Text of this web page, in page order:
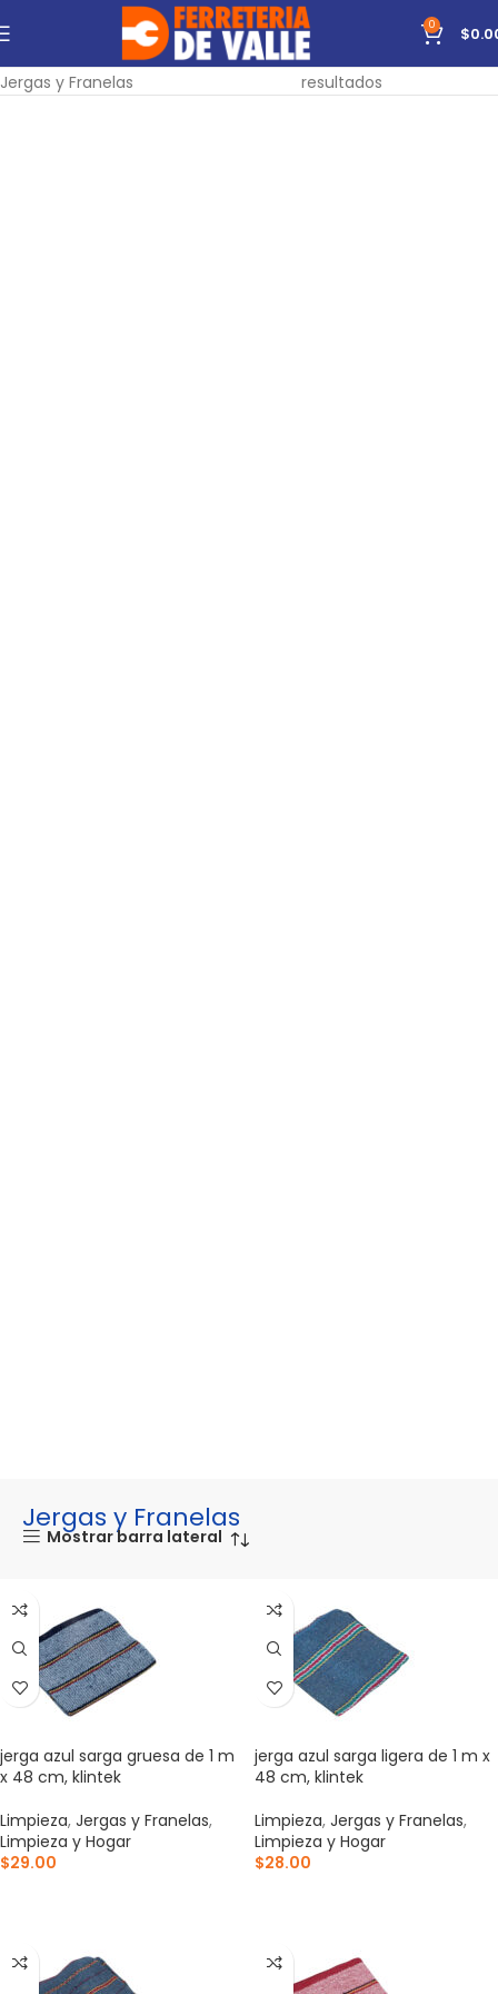
0 $
Limpieza y Hogar Limpieza
Jergas y Franelas
Mostrando todos los 9
resultados
Jergas y Franelas
Mostrar barra lateral
jerga azul sarga gruesa de 1 m
x 48 cm, klintek
Limpieza, Jergas y Franelas,
Limpieza y Hogar
$29.00
jerga azul sarga ligera de 1 m x
48 cm, klintek
Limpieza, Jergas y Franelas,
Limpieza y Hogar
$28.00